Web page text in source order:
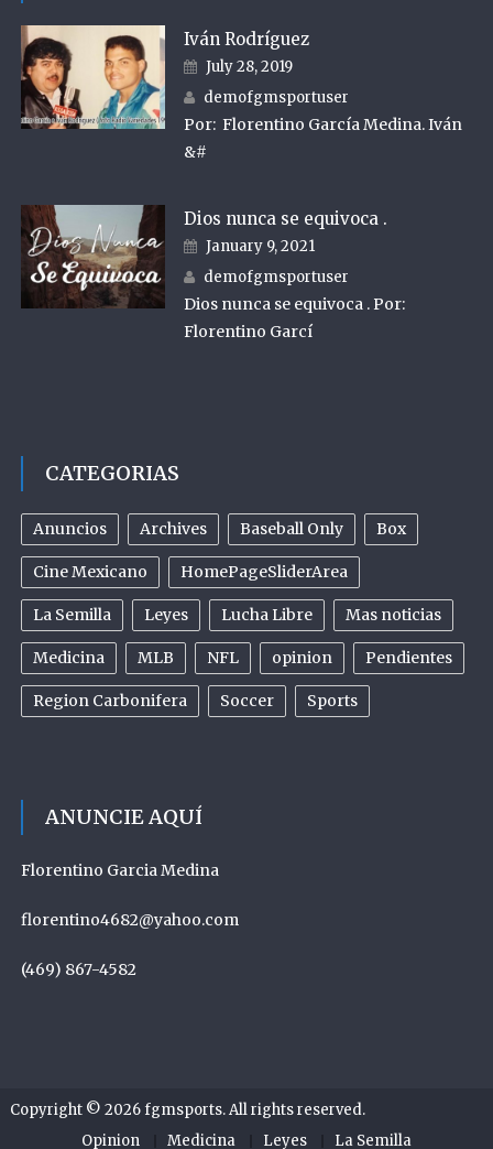
Iván Rodríguez
Posted on
July 28, 2019
Author
demofgmsportuser
Por: Florentino García Medina. Iván
&#
Dios nunca se equivoca .
Posted on
January 9, 2021
Author
demofgmsportuser
Dios nunca se equivoca . Por:
Florentino Garcí
CATEGORIAS
Anuncios Archives Baseball Only Box
Cine Mexicano HomePageSliderArea
La Semilla Leyes Lucha Libre Mas noticias
Medicina MLB NFL opinion Pendientes
Region Carbonifera Soccer Sports
ANUNCIE AQUÍ
Florentino Garcia Medina
florentino4682@yahoo.com
(469) 867-4582
Copyright © 2026fgmsports. All rights reserved.
Opinion
Medicina Leyes La Semilla